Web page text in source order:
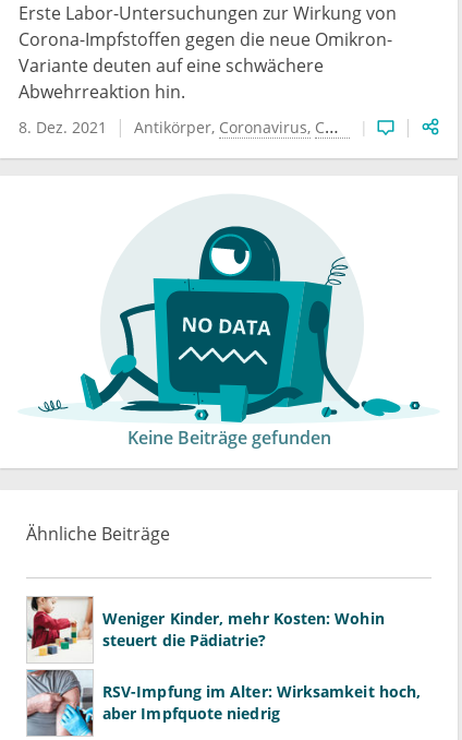
Erste Labor-Untersuchungen zur Wirkung von
Corona-Impfstoffen gegen die neue Omikron-
Variante deuten auf eine schwächere
Abwehrreaktion hin.
8. Dez. 2021 Antikörper Coronavirus COVID-19 Impfung
Keine Beiträge gefunden
Ähnliche Beiträge
Weniger Kinder, mehr Kosten: Wohin
steuert die Pädiatrie?
RSV-Impfung im Alter: Wirksamkeit hoch,
aber Impfquote niedrig